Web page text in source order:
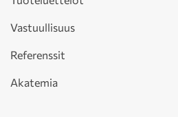
Vastuullisuus
Referenssit
Akatemia